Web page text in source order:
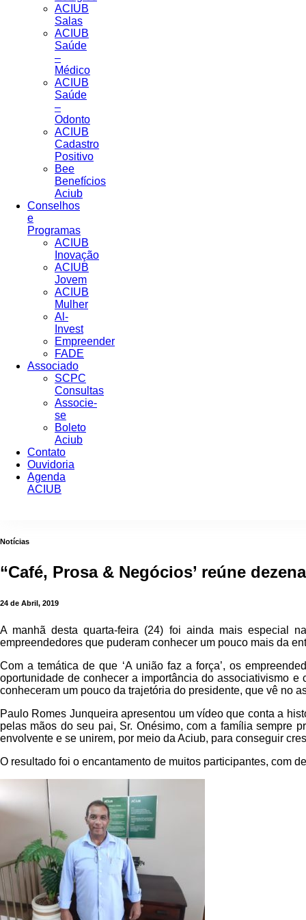
ACIUB
Salas
ACIUB
Saúde
–
Médico
ACIUB
Saúde
–
Odonto
ACIUB
Cadastro
Positivo
Bee
Benefícios
Aciub
Conselhos
e
Programas
ACIUB
Inovação
ACIUB
Jovem
ACIUB
Mulher
Al-
Invest
Empreender
FADE
Associado
SCPC
Consultas
Associe-
se
Boleto
Aciub
Contato
Ouvidoria
Agenda
ACIUB
Notícias
“Café, Prosa & Negócios’ reúne
24 de Abril, 2019
A manhã desta quarta-feira (24) foi ainda mais especial
empreendedores que puderam conhecer um pouco mais da
Com a temática de que ‘A união faz a força’, os
oportunidade de conhecer a importância do associativismo
conheceram um pouco da trajetória do presidente, que vê no
Paulo Romes Junqueira apresentou um vídeo que conta a
pelas mãos do seu pai, Sr. Onésimo, com a família sempre
envolvente e se unirem, por meio da Aciub, para conseguir
O resultado foi o encantamento de muitos participantes, com